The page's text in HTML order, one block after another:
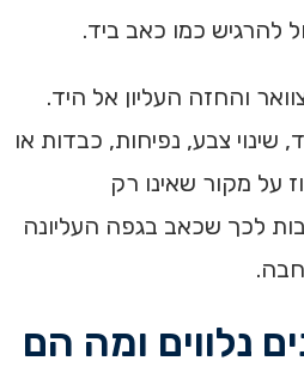
להרגיש כמו כאב ביד.
והחזה העליון אל היד.
שינוי צבע, נפיחות, כבדות או
על מקור שאינו רק
לכך שכאב בגפה העליונה
נלווים ומה הם